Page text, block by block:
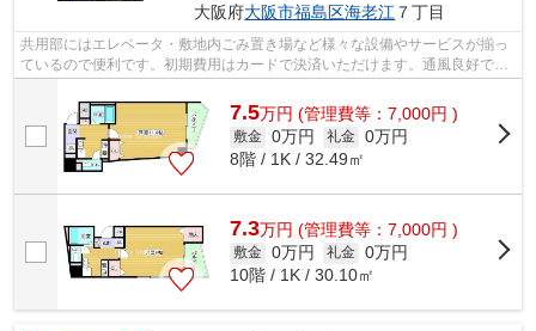
大阪府大阪市福島区海老江 ７丁目
共用部にはエレベータ・敷地内ごみ置き場など様々な設備やサービスが揃っ
ているので便利です。初期費用はカードで決済いただけます。通風良好で常
に新鮮な空気を送り込む物件をご案内...
7.5万円 (管理費等：7,000円 )
敷金 0万円 礼金 0万円
8階 / 1K / 32.49㎡
7.3万円 (管理費等：7,000円 )
敷金 0万円 礼金 0万円
10階 / 1K / 30.10㎡